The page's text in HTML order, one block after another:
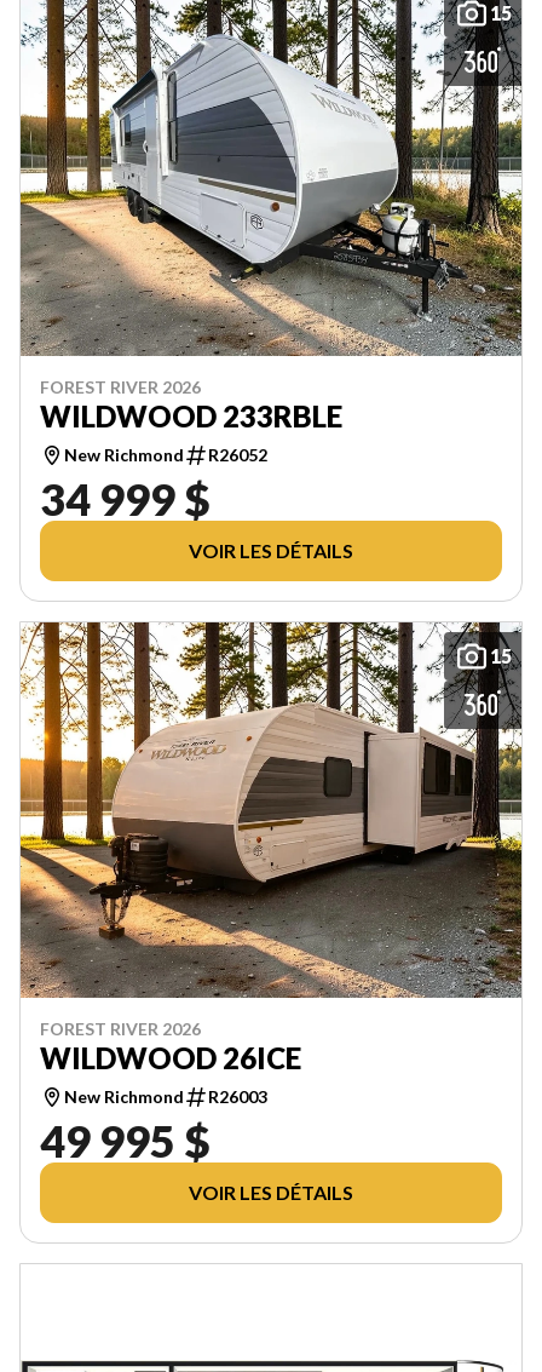
15
FOREST RIVER 2026
WILDWOOD 233RBLE
New Richmond R26052
34 999 $
VOIR LES DÉTAILS
15
FOREST RIVER 2026
WILDWOOD 26ICE
New Richmond R26003
49 995 $
VOIR LES DÉTAILS